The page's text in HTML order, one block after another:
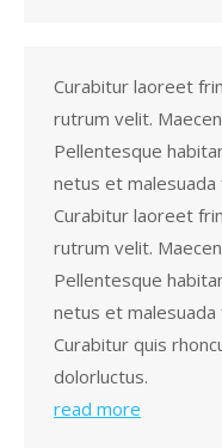
Curabitur laoreet
rutrum velit.
Pellentesque
netus et
Curabitur laoreet
rutrum velit.
Pellentesque
netus et
Curabitur quis
dolorluctus.
read more